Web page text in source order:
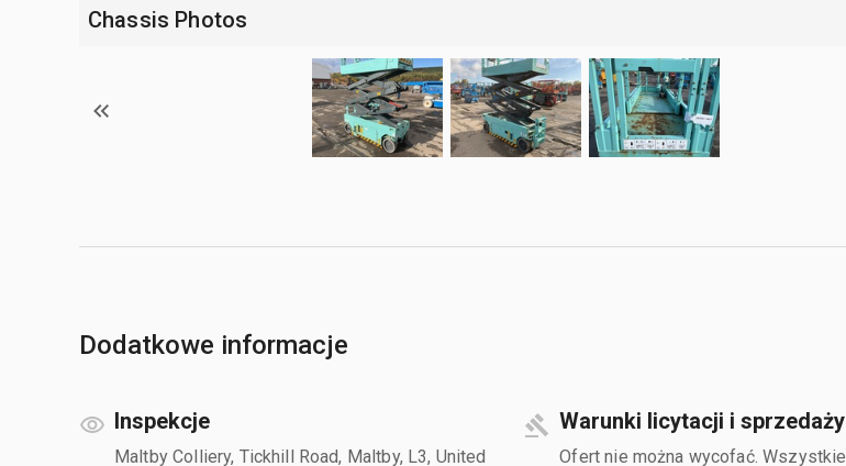
Chassis Photos
Dodatkowe informacje
Inspekcje
Maltby Colliery, Tickhill Road, Maltby, L3, United
Warunki licytacji i sprzedaży
Ofert nie można wycofać. Wszystkie